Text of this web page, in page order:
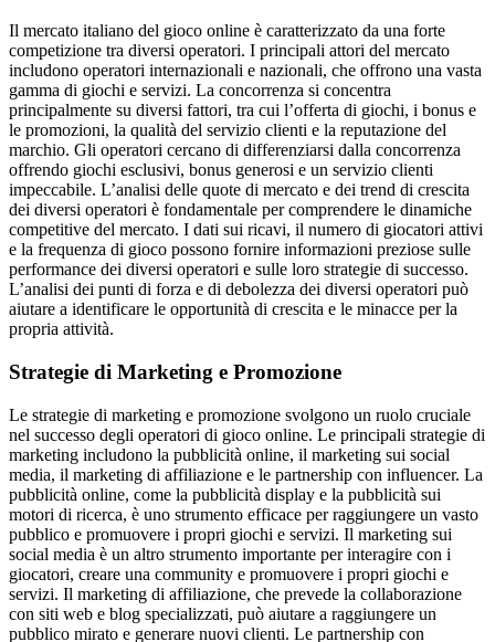
Il mercato italiano del gioco online è caratterizzato da una forte
competizione tra diversi operatori. I principali attori del mercato
includono operatori internazionali e nazionali, che offrono una vasta
gamma di giochi e servizi. La concorrenza si concentra
principalmente su diversi fattori, tra cui l’offerta di giochi, i bonus e
le promozioni, la qualità del servizio clienti e la reputazione del
marchio. Gli operatori cercano di differenziarsi dalla concorrenza
offrendo giochi esclusivi, bonus generosi e un servizio clienti
impeccabile. L’analisi delle quote di mercato e dei trend di crescita
dei diversi operatori è fondamentale per comprendere le dinamiche
competitive del mercato. I dati sui ricavi, il numero di giocatori attivi
e la frequenza di gioco possono fornire informazioni preziose sulle
performance dei diversi operatori e sulle loro strategie di successo.
L’analisi dei punti di forza e di debolezza dei diversi operatori può
aiutare a identificare le opportunità di crescita e le minacce per la
propria attività.
Strategie di Marketing e Promozione
Le strategie di marketing e promozione svolgono un ruolo cruciale
nel successo degli operatori di gioco online. Le principali strategie di
marketing includono la pubblicità online, il marketing sui social
media, il marketing di affiliazione e le partnership con influencer. La
pubblicità online, come la pubblicità display e la pubblicità sui
motori di ricerca, è uno strumento efficace per raggiungere un vasto
pubblico e promuovere i propri giochi e servizi. Il marketing sui
social media è un altro strumento importante per interagire con i
giocatori, creare una community e promuovere i propri giochi e
servizi. Il marketing di affiliazione, che prevede la collaborazione
con siti web e blog specializzati, può aiutare a raggiungere un
pubblico mirato e generare nuovi clienti. Le partnership con